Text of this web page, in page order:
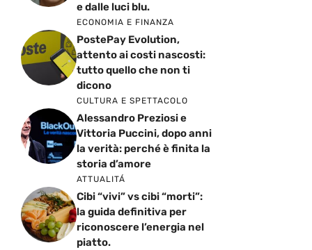
e dalle luci blu.
ECONOMIA E FINANZA
PostePay Evolution,
attento ai costi nascosti:
tutto quello che non ti
dicono
CULTURA E SPETTACOLO
Alessandro Preziosi e
Vittoria Puccini, dopo anni
la verità: perché è finita la
storia d’amore
ATTUALITÁ
Cibi “vivi” vs cibi “morti”:
la guida definitiva per
riconoscere l’energia nel
piatto.